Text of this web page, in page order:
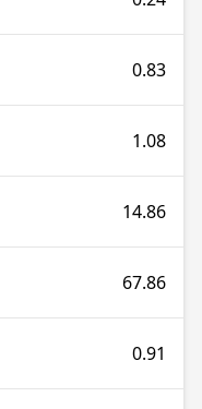
0.83
1.08
14.86
67.86
0.91